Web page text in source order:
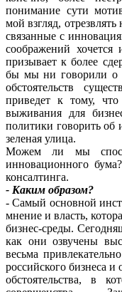
понимание сути
мой взгляд,
связанные с
соображений хочется
призывает к более
бы мы ни говорили о
обстоятельств
приведет к тому,
выживания для
политики говорить об
зеленая улица.
Можем ли мы
инновационного
консалтинга.
- Каким образом?
- Самый основной
мнение и власть,
бизнес-среды.
как они озвучены
весьма
российского бизнеса
обстоятельства, в